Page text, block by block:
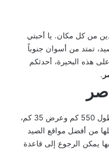
من كل مكان. يا أحبتي
تمتد من أسوان جنوباً
هذه البحيرة، أحدثكم
.
بحيرة ناصر أكبر بحيرة صناعية في العالم بطول 550 كم وعرض 35 كم،
من أفضل مواقع الصيد
يمكن الرجوع إلى قاعدة